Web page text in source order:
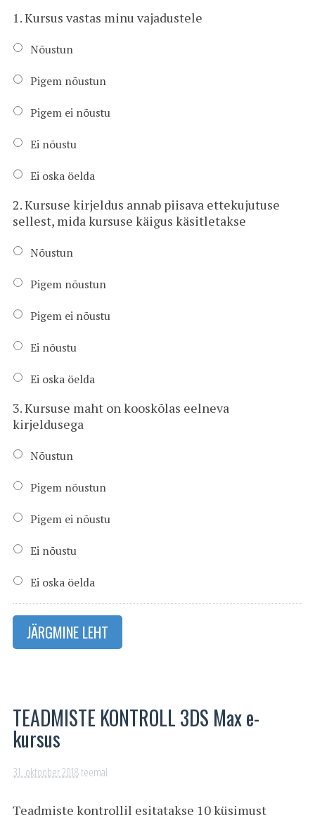
1. Kursus vastas minu vajadustele
Nõustun
Pigem nõustun
Pigem ei nõustu
Ei nõustu
Ei oska öelda
2. Kursuse kirjeldus annab piisava ettekujutuse
sellest, mida kursuse käigus käsitletakse
Nõustun
Pigem nõustun
Pigem ei nõustu
Ei nõustu
Ei oska öelda
3. Kursuse maht on kooskõlas eelneva
kirjeldusega
Nõustun
Pigem nõustun
Pigem ei nõustu
Ei nõustu
Ei oska öelda
JÄRGMINE LEHT
TEADMISTE KONTROLL 3DS Max e-
kursus
31. oktoober 2018teemal
Teadmiste kontrollil esitatakse 10 küsimust